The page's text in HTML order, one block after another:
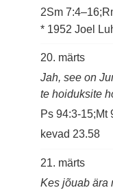
2Sm
* 1952 Joel
20. märts
Jah, see on
te hoiduksite
Ps 94:3-15;Mt
kevad 23.58
21. märts
Kes jõuab ära